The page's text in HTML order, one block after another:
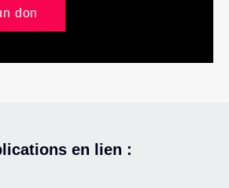
don
en lien :